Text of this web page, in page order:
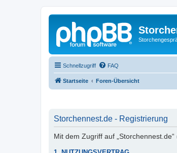
Schnellzugriff FAQ
Startseite Foren-Übersicht
Storchennest.de - Registrierung
Mit dem Zugriff auf